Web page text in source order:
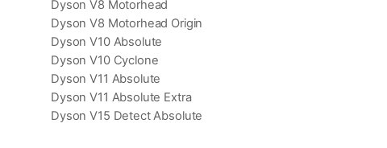
Dyson V8 Motorhead
Dyson V8 Motorhead Origin
Dyson V10 Absolute
Dyson V10 Cyclone
Dyson V11 Absolute
Dyson V11 Absolute Extra
Dyson V15 Detect Absolute